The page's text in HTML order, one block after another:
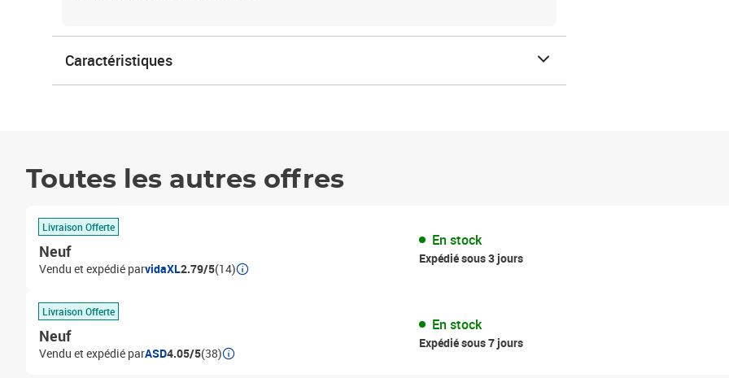
Caractéristiques
Toutes les autres offres
Livraison Offerte
Neuf
Vendu et expédié parvidaXL2.79/5(14)
En stock
Expédié sous 3 jours
Livraison Offerte
Neuf
Vendu et expédié parASD4.05/5(38)
En stock
Expédié sous 7 jours